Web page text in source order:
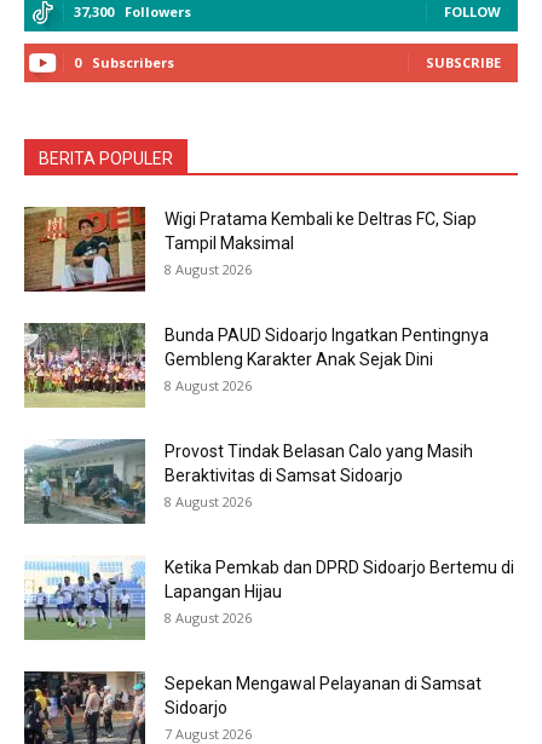
37,300 Followers FOLLOW
0 Subscribers SUBSCRIBE
BERITA POPULER
Wigi Pratama Kembali ke Deltras FC, Siap
Tampil Maksimal
8 August 2026
Bunda PAUD Sidoarjo Ingatkan Pentingnya
Gembleng Karakter Anak Sejak Dini
8 August 2026
Provost Tindak Belasan Calo yang Masih
Beraktivitas di Samsat Sidoarjo
8 August 2026
Ketika Pemkab dan DPRD Sidoarjo Bertemu di
Lapangan Hijau
8 August 2026
Sepekan Mengawal Pelayanan di Samsat
Sidoarjo
7 August 2026